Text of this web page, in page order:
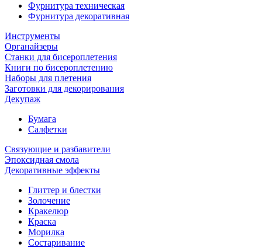
Фурнитура техническая
Фурнитура декоративная
Инструменты
Органайзеры
Станки для бисероплетения
Книги по бисероплетению
Наборы для плетения
Заготовки для декорирования
Декупаж
Бумага
Салфетки
Связующие и разбавители
Эпоксидная смола
Декоративные эффекты
Глиттер и блестки
Золочение
Кракелюр
Краска
Морилка
Состаривание